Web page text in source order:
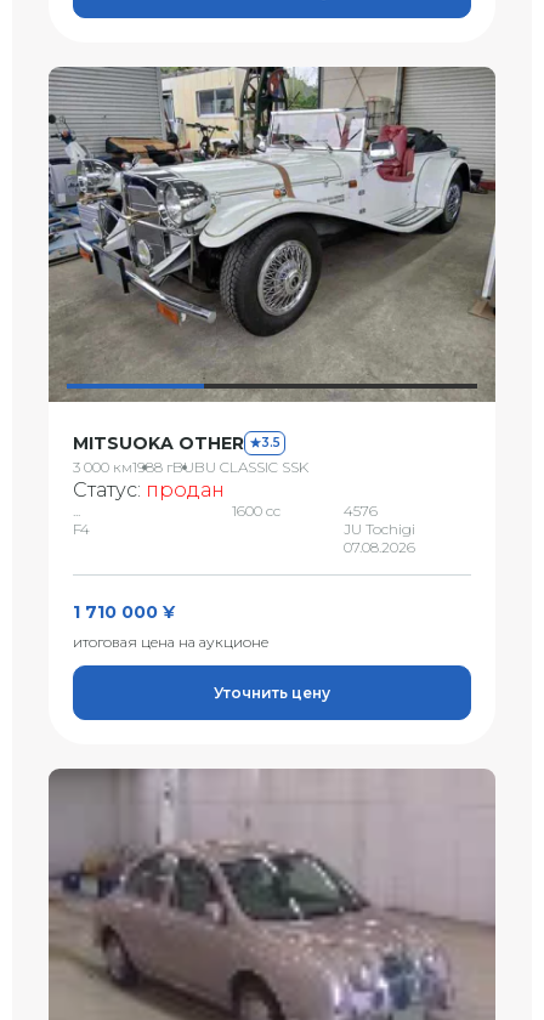
MITSUOKA OTHER 3.5
3 000 км1988 гBUBU CLASSIC SSK
Статус: продан
...
F4
1600 сс
4576
JU Tochigi
07.08.2026
1 710 000 ¥
итоговая цена на аукционе
Уточнить цену